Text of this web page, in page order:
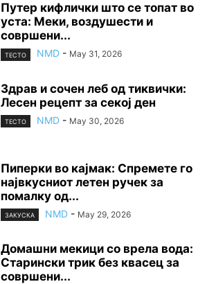
Путер кифлички што се топат во
уста: Меки, воздушести и
совршени...
ТЕСТО NMD - May 31, 2026
Здрав и сочен леб од тиквички:
Лесен рецепт за секој ден
ТЕСТО NMD - May 30, 2026
Пиперки во кајмак: Спремете го
највкусниот летен ручек за
помалку од...
ЗАКУСКА NMD - May 29, 2026
Домашни мекици со врела вода:
Старински трик без квасец за
совршени...